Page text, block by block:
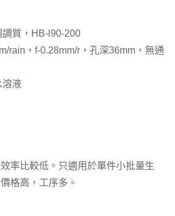
質，HB-l90-200
rain，f-0.28mm/r，孔深36mm，無通
溶液
率比較低。只適用於單件小批量生
格高，工序多。